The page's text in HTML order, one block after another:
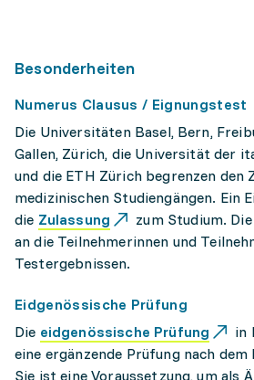
Besonderheiten
Numerus Clausus / Eignungstest
Die Universitäten Basel, Bern,
Gallen, Zürich, die Universität der
und die ETH Zürich begrenzen den
medizinischen Studiengängen. Ein
die Zulassung
zum Studium.
an die Teilnehmerinnen und
Testergebnissen.
Eidgenössische Prüfung
Die eidgenössische Prüfung
in
eine ergänzende Prüfung nach
Sie ist eine Voraussetzung, um als